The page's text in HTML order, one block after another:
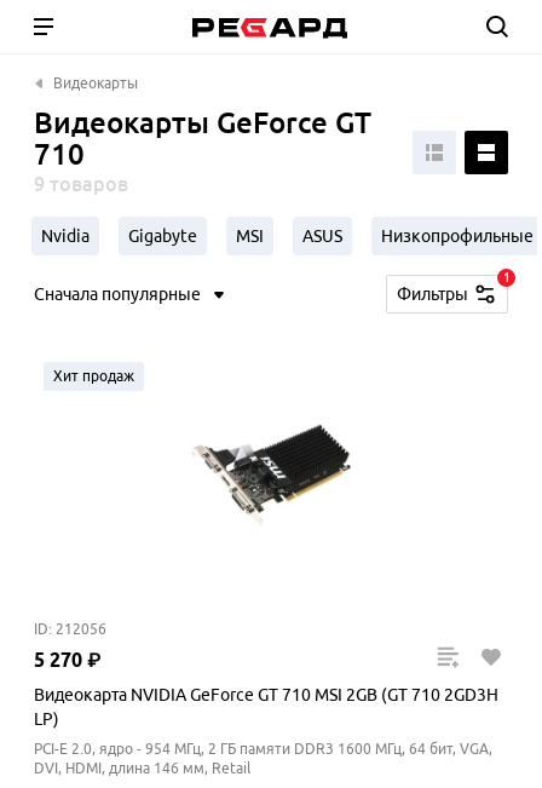
Видеокарты
Видеокарты GeForce GT
710
9 товаров
Nvidia Gigabyte MSI ASUS Низкопрофильные
Сначала популярные Фильтры
1
Хит продаж
ID: 212056
5 270 ₽
Видеокарта NVIDIA GeForce GT 710 MSI 2GB (GT 710 2GD3H
LP)
PCI-E 2.0, ядро - 954 МГц, 2 ГБ памяти DDR3 1600 МГц, 64 бит, VGA,
DVI, HDMI, длина 146 мм, Retail